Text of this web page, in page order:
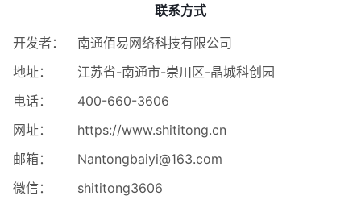
联系方式
开发者：
南通佰易网络科技有限公司
地址：
江苏省-南通市-崇川区-晶城科创园
电话：
400-660-3606
网址：
https://www.shititong.cn
邮箱：
Nantongbaiyi@163.com
微信：
shititong3606